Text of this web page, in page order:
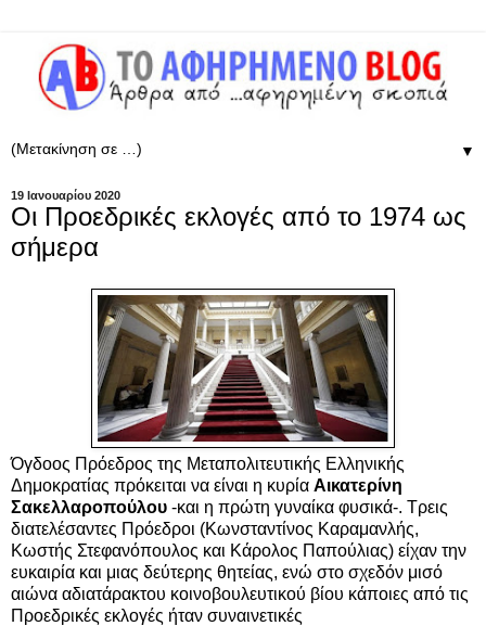
▼
19 Ιανουαρίου 2020
Οι Προεδρικές εκλογές από το 1974 ως
σήμερα
Όγδοος Πρόεδρος της Μεταπολιτευτικής Ελληνικής
Δημοκρατίας πρόκειται να είναι η κυρία Αικατερίνη
Σακελλαροπούλου -και η πρώτη γυναίκα φυσικά-. Τρεις
διατελέσαντες Πρόεδροι (Κωνσταντίνος Καραμανλής,
Κωστής Στεφανόπουλος και Κάρολος Παπούλιας) είχαν την
ευκαιρία και μιας δεύτερης θητείας, ενώ στο σχεδόν μισό
αιώνα αδιατάρακτου κοινοβουλευτικού βίου κάποιες από τις
Προεδρικές εκλογές ήταν συναινετικές